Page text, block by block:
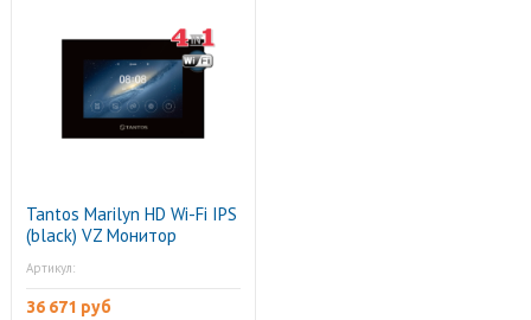
Tantos Marilyn HD Wi-Fi IPS
(black) VZ Монитор
Артикул:
36 671 руб